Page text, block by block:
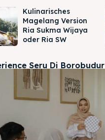
Kulinarisches
Magelang Version
Ria Sukma Wijaya
oder Ria SW
Seru Di Borobudur